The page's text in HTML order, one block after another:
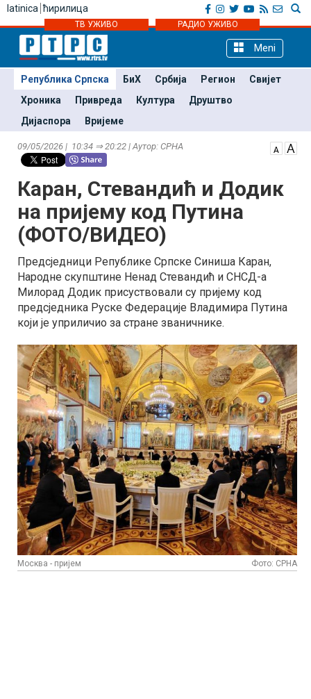
latinica ћирилица
ТВ УЖИВО РАДИО УЖИВО
Meni
Република Српска БиХ Србија Регион
Свијет
Хроника
Привреда Култура
Друштво
Дијаспора
Вријеме
09/05/2026 | 10:34 ⇒ 20:22 | Аутор: СРНА
Каран, Стевандић и Додик
на пријему код Путина
(ФОТО/ВИДЕО)
Предсједници Републике Српске Синиша Каран,
Народне скупштине Ненад Стевандић и СНСД-а
Милорад Додик присуствовали су пријему код
предсједника Руске Федерације Владимира Путина
који је уприличио за стране званичнике.
Москва - пријем Фото: СРНА